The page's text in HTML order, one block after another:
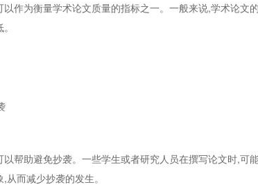
以作为衡量学术论文质量的指标之一。一般来说,学术论
以帮助避免抄袭。一些学生或者研究人员在撰写论文时,
从而减少抄袭的发生。